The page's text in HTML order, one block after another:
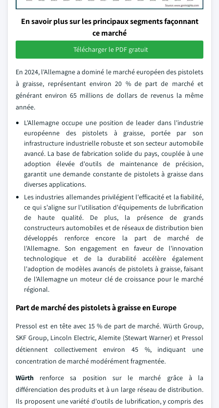
En savoir plus sur les principaux segments façonnant
ce marché
Télécharger le PDF gratuit
En 2024, l'Allemagne a dominé le marché européen des pistolets
à graisse, représentant environ 20 % de part de marché et
générant environ 65 millions de dollars de revenus la même
année.
L'Allemagne occupe une position de leader dans l'industrie
européenne des pistolets à graisse, portée par son
infrastructure industrielle robuste et son secteur automobile
avancé. La base de fabrication solide du pays, couplée à une
adoption élevée d'outils de maintenance de précision,
garantit une demande constante de pistolets à graisse dans
diverses applications.
Les industries allemandes privilégient l'efficacité et la fiabilité,
ce qui s'aligne sur l'utilisation d'équipements de lubrification
de haute qualité. De plus, la présence de grands
constructeurs automobiles et de réseaux de distribution bien
développés renforce encore la part de marché de
l'Allemagne. Son engagement en faveur de l'innovation
technologique et de la durabilité accélère également
l'adoption de modèles avancés de pistolets à graisse, faisant
de l'Allemagne un moteur clé de croissance pour le marché
régional.
Part de marché des pistolets à graisse en Europe
Pressol est en tête avec 15 % de part de marché. Würth Group,
SKF Group, Lincoln Electric, Alemite (Stewart Warner) et Pressol
détiennent collectivement environ 45 %, indiquant une
concentration de marché modérément fragmentée.
Würth renforce sa position sur le marché grâce à la
différenciation des produits et à un large réseau de distribution.
Ils proposent une variété d'outils de lubrification, y compris des